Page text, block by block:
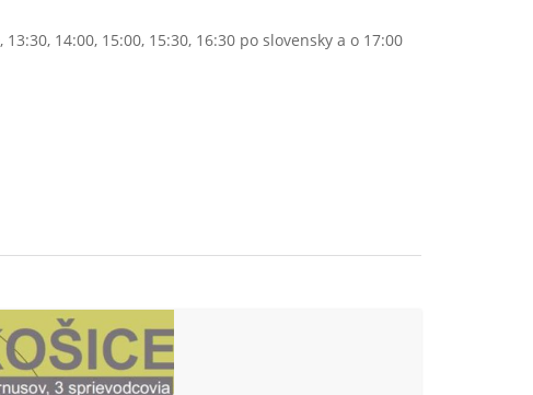
14:00, 15:00, 15:30, 16:30 po slovensky a o 17:00